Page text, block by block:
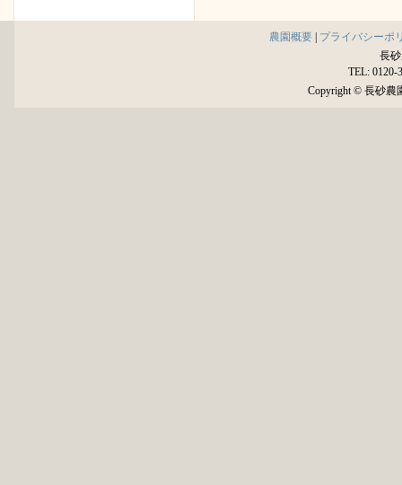
農園概要
プライバシーポ
長
TEL:
Copyright © 長砂農